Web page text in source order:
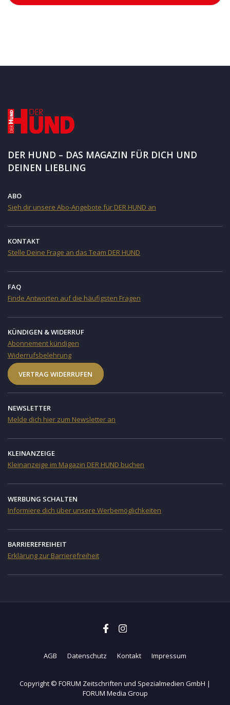
DER HUND – DAS MAGAZIN FÜR DICH UND
DEINEN LIEBLING
ABO
Sieh dir unsere Abo-Angebote für DER HUND an
KONTAKT
Stelle Deine Frage an das Team DER HUND
FAQ
Finde Antworten auf die häufigsten Fragen
KÜNDIGEN & WIDERRUF
Abonnement kündigen
Widerrufsbelehrung
VERTRAG WIDERRUFEN
NEWSLETTER
Melde dich hier zum Newsletter an
KLEINANZEIGE
Kleinanzeige im Magazin DER HUND buchen
WERBUNG SCHALTEN
Informiere dich über unsere Werbemöglichkeiten
BARRIEREFREIHEIT
Erklärung zur Barrierefreiheit
AGB Datenschutz Kontakt Impressum
Copyright © FORUM Zeitschriften und Spezialmedien GmbH |
FORUM Media Group